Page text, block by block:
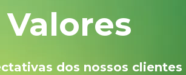
Valores
dos nossos clientes